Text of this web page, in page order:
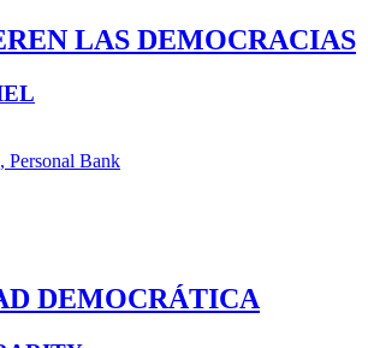
LAS DEMOCRACIAS
DEMOCRÁTICA